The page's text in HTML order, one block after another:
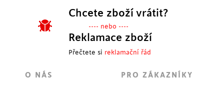
Chcete zboží vrátit?
---- nebo ----
Reklamace zboží
Přečtete si reklamační řád
O NÁS PRO ZÁKAZNÍKY